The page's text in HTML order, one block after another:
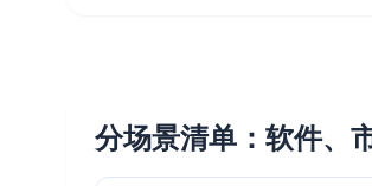
分场景清单：软件、